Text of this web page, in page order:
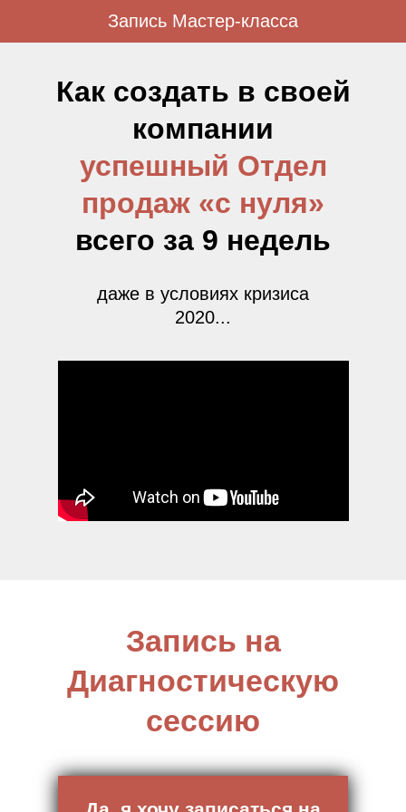
даже в условиях кризиса
2020...
Как создать в своей
компании
успешный Отдел
продаж «с нуля»
всего за 9 недель
Запись Мастер-класса
Запись на
Диагностическую
сессию